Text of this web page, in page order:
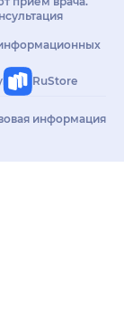
RuStore
информация